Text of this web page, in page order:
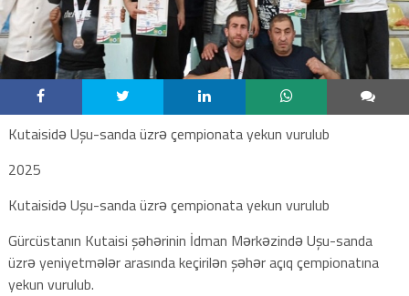
Kutaisidə Uşu-sanda üzrə çempionata yekun vurulub
2025
Kutaisidə Uşu-sanda üzrə çempionata yekun vurulub
Gürcüstanın Kutaisi şəhərinin İdman Mərkəzində Uşu-sanda
üzrə yeniyetmələr arasında keçirilən şəhər açıq çempionatına
yekun vurulub.